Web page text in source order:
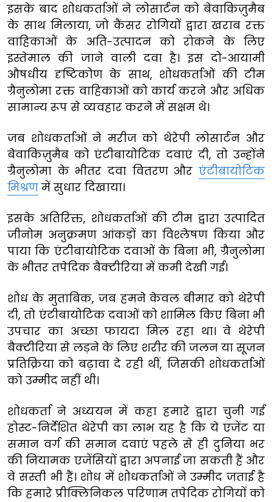
इसके बाद शोधकर्ताओं ने लोसार्टन को बेवाकिज़ुमैब
के साथ मिलाया, जो कैंसर रोगियों द्वारा खराब रक्त
वाहिकाओं के अति-उत्पादन को रोकने के लिए
इस्तेमाल की जाने वाली दवा है। इस दो-आयामी
औषधीय दृष्टिकोण के साथ, शोधकर्ताओं की टीम
ग्रैनुलोमा रक्त वाहिकाओं को कार्य करने और अधिक
सामान्य रूप से व्यवहार करने में सक्षम थे।
जब शोधकर्ताओं ने मरीज को थेरेपी लोसार्टन और
बेवाकिज़ुमैब को एंटीबायोटिक दवाएं दी, तो उन्होंने
ग्रैनुलोमा के भीतर दवा वितरण और एंटीबायोटिक
मिश्रण में सुधार दिखाया।
इसके अतिरिक्त, शोधकर्ताओं की टीम द्वारा उत्पादित
जीनोम अनुक्रमण आंकड़ों का विश्लेषण किया और
पाया कि एंटीबायोटिक दवाओं के बिना भी, ग्रैनुलोमा
के भीतर तपेदिक बैक्टीरिया में कमी देखी गई।
शोध के मुताबिक, जब हमने केवल बीमार को थेरेपी
दी, तो एंटीबायोटिक दवाओं को शामिल किए बिना भी
उपचार का अच्छा फायदा मिल रहा था। वे थेरेपी
बैक्टीरिया से लड़ने के लिए शरीर की जलन या सूजन
प्रतिक्रिया को बढ़ावा दे रही थीं, जिसकी शोधकर्ताओं
को उम्मीद नहीं थी।
शोधकर्ता ने अध्ययन में कहा हमारे द्वारा चुनी गई
होस्ट-निर्देशित थेरेपी का लाभ यह है कि ये एजेंट या
समान वर्ग की समान दवाएं पहले से ही दुनिया भर
की नियामक एजेंसियों द्वारा अपनाई जा सकती हैं और
वे सस्ती भी हैं। शोध में शोधकर्ताओं ने उम्मीद जताई है
कि हमारे प्रीक्लिनिकल परिणाम तपेदिक रोगियों को